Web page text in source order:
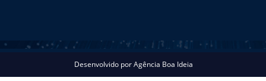
Desenvolvido porAgência Boa Ideia